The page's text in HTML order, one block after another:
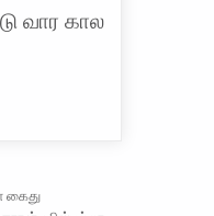
வார கால
கைது